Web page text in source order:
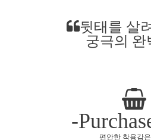
뒷태를 살
궁극의 완
-
편안한 착용감